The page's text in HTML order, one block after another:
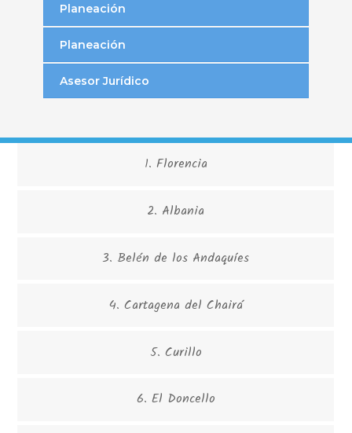
Planeación
Planeación
Asesor Jurídico
1. Florencia
2. Albania
3. Belén de los Andaquíes
4. Cartagena del Chairá
5. Curillo
6. El Doncello